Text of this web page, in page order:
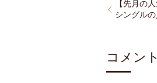
【先月の人
シングル
コメン